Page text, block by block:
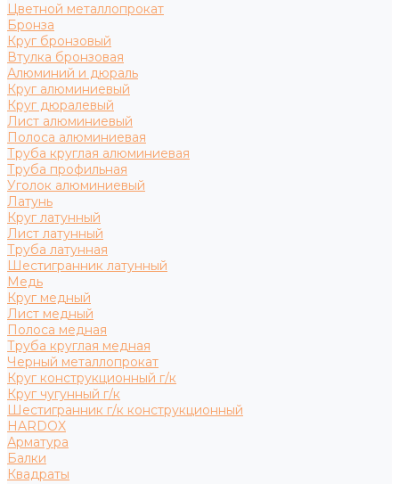
Цветной металлопрокат
Бронза
Круг бронзовый
Втулка бронзовая
Алюминий и дюраль
Круг алюминиевый
Круг дюралевый
Лист алюминиевый
Полоса алюминиевая
Труба круглая алюминиевая
Труба профильная
Уголок алюминиевый
Латунь
Круг латунный
Лист латунный
Труба латунная
Шестигранник латунный
Медь
Круг медный
Лист медный
Полоса медная
Труба круглая медная
Черный металлопрокат
Круг конструкционный г/к
Круг чугунный г/к
Шестигранник г/к конструкционный
HARDOX
Арматура
Балки
Квадраты